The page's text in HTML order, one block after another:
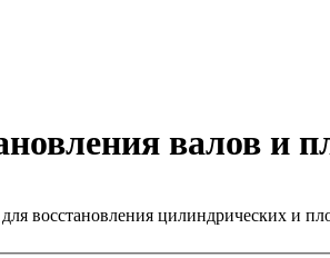
валов и
восстановления цилиндрических и